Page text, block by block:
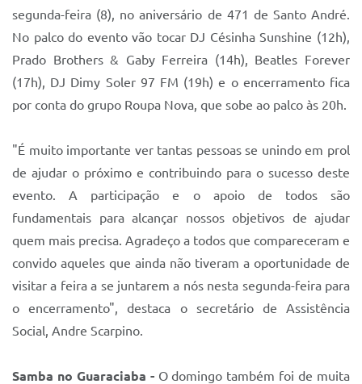
segunda-feira (8), no aniversário de 471 de Santo André.
No palco do evento vão tocar DJ Césinha Sunshine (12h),
Prado Brothers & Gaby Ferreira (14h), Beatles Forever
(17h), DJ Dimy Soler 97 FM (19h) e o encerramento fica
por conta do grupo Roupa Nova, que sobe ao palco às 20h.
"É muito importante ver tantas pessoas se unindo em prol
de ajudar o próximo e contribuindo para o sucesso deste
evento. A participação e o apoio de todos são
fundamentais para alcançar nossos objetivos de ajudar
quem mais precisa. Agradeço a todos que compareceram e
convido aqueles que ainda não tiveram a oportunidade de
visitar a feira a se juntarem a nós nesta segunda-feira para
o encerramento", destaca o secretário de Assistência
Social, Andre Scarpino.
Samba no Guaraciaba -O domingo também foi de muita